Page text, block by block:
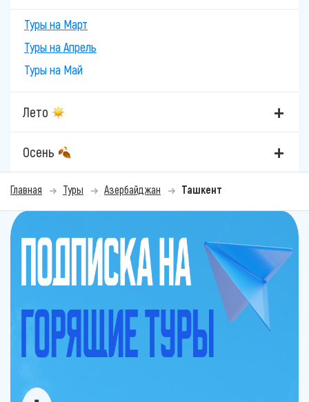
Туры на Март
Туры на Апрель
Туры на Май
Лето
Осень
Главная Туры Азербайджан Ташкент